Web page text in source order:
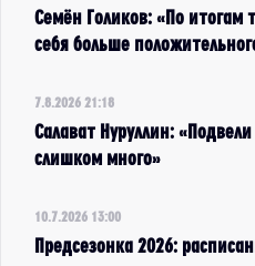
Семён Голиков: «По
себя больше
7.8.2026 21:18
Салават Нуруллин:
слишком много»
10.7.2026 13:00
Предсезонка 2026: